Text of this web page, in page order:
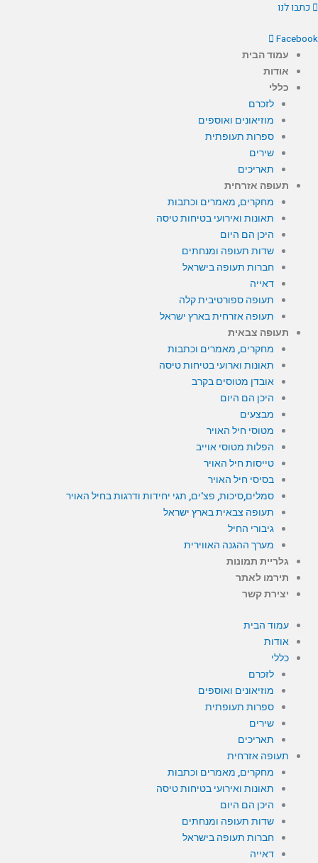
דילוגכתבו לנו
Facebook
עמוד הבית
אודות
כללי
לזכרם
מוזיאונים ואוספים
ספרות תעופתית
שירים
תאריכים
תעופה אזרחית
מחקרים, מאמרים וכתבות
תאונות ואירועי בטיחות טיסה
היכן הם היום
שדות תעופה ומנחתים
חברות תעופה בישראל
דאייה
תעופה ספורטיבית קלה
תעופה אזרחית בארץ ישראל
תעופה צבאית
מחקרים, מאמרים וכתבות
תאונות וארועי בטיחות טיסה
אובדן מטוסים בקרב
היכן הם היום
מבצעים
מטוסי חיל האויר
הפלות מטוסי אוייב
טייסות חיל האויר
בסיסי חיל האויר
סמלים,סיכות, פצ'ים, תגי יחידות ודרגות בחיל האויר
תעופה צבאית בארץ ישראל
גיבורי החיל
מערך ההגנה האווירית
גלריית תמונות
תירמו לאתר
יצירת קשר
עמוד הבית
אודות
כללי
לזכרם
מוזיאונים ואוספים
ספרות תעופתית
שירים
תאריכים
תעופה אזרחית
מחקרים, מאמרים וכתבות
תאונות ואירועי בטיחות טיסה
היכן הם היום
שדות תעופה ומנחתים
חברות תעופה בישראל
דאייה